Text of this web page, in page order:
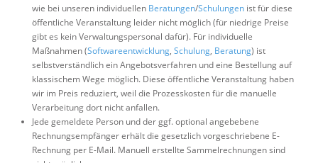
wie bei unseren individuellen Beratungen/Schulungen ist für diese
öffentliche Veranstaltung leider nicht möglich (für niedrige Preise
gibt es kein Verwaltungspersonal dafür). Für individuelle
Maßnahmen (Softwareentwicklung, Schulung, Beratung) ist
selbstverständlich ein Angebotsverfahren und eine Bestellung auf
klassischem Wege möglich. Diese öffentliche Veranstaltung haben
wir im Preis reduziert, weil die Prozesskosten für die manuelle
Verarbeitung dort nicht anfallen.
Jede gemeldete Person und der ggf. optional angebebene
Rechnungsempfänger erhält die gesetzlich vorgeschriebene E-
Rechnung per E-Mail. Manuell erstellte Sammelrechnungen sind